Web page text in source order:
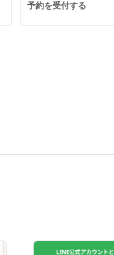
予約を受付する